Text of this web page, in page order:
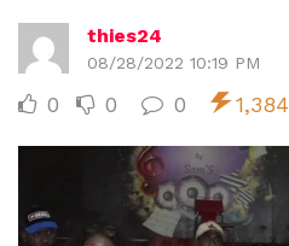
thies24
08/28/2022 10:19 PM
0 0 0 1,384